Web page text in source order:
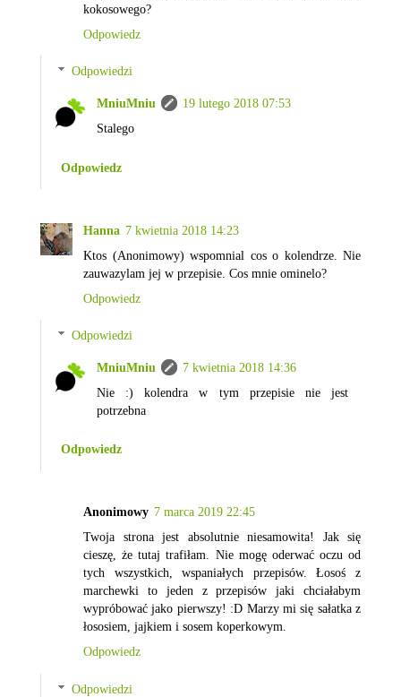
kokosowego?
Odpowiedz
Odpowiedzi
MniuMniu
19 lutego 2018 07:53
Stalego
Odpowiedz
Hanna 7 kwietnia 2018 14:23
Ktos (Anonimowy) wspomnial cos o kolendrze. Nie
zauwazylam jej w przepisie. Cos mnie ominelo?
Odpowiedz
Odpowiedzi
MniuMniu
7 kwietnia 2018 14:36
Nie :) kolendra w tym przepisie nie jest
potrzebna
Odpowiedz
Anonimowy 7 marca 2019 22:45
Twoja strona jest absolutnie niesamowita! Jak się
cieszę, że tutaj trafiłam. Nie mogę oderwać oczu od
tych wszystkich, wspaniałych przepisów. Łosoś z
marchewki to jeden z przepisów jaki chciałabym
wypróbować jako pierwszy! :D Marzy mi się sałatka z
łososiem, jajkiem i sosem koperkowym.
Odpowiedz
Odpowiedzi